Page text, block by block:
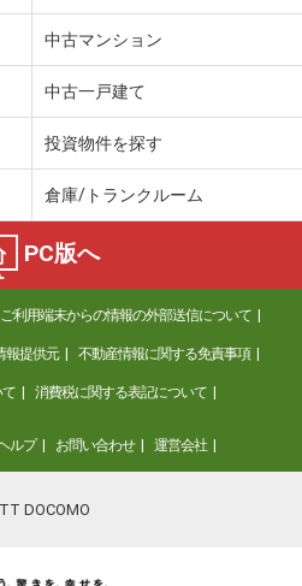
中古マンション
中古一戸建て
投資物件を探す
倉庫/トランクルーム
PC版へ
利用端末からの情報の外部送信について
報提供元 不動産情報に関する免責事項
消費税に関する表記について
ルプ お問い合わせ 運営会社
DOCOMO